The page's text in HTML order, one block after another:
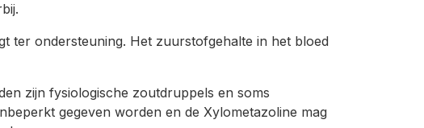
ter ondersteuning. Het zuurstofgehalte in het bloed
zijn fysiologische zoutdruppels en soms
gegeven worden en de Xylometazoline mag